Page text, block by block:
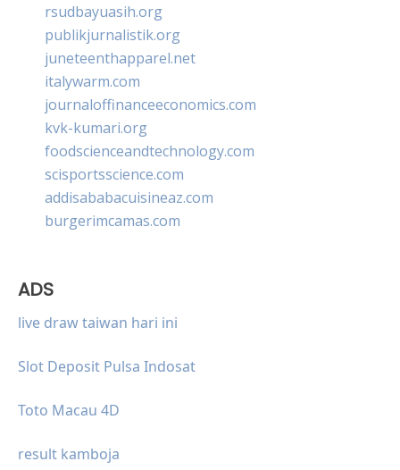
rsudbayuasih.org
publikjurnalistik.org
juneteenthapparel.net
italywarm.com
journaloffinanceeconomics.com
kvk-kumari.org
foodscienceandtechnology.com
scisportsscience.com
addisababacuisineaz.com
burgerimcamas.com
ADS
live draw taiwan hari ini
Slot Deposit Pulsa Indosat
Toto Macau 4D
result kamboja